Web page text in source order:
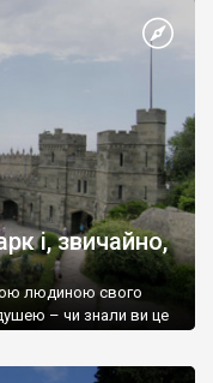
і, звичайно,
людиною свого
– чи знали ви це